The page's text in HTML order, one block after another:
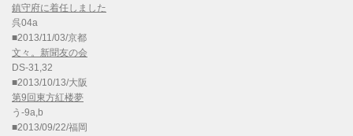
鎮守府に着任しました
呉04a
■2013/11/03/京都
文々。新聞友の会
DS-31,32
■2013/10/13/大阪
第9回東方紅楼夢
う-9a,b
■2013/09/22/福岡